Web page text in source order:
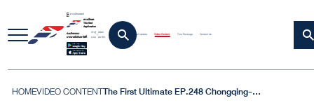
Home Travel Update Video Content Tour Package Contact Us
ดาวน์โหลดแอป
ดาวน์โหลด
The first
Application
ร่วมกิจกรรม
มากมายไปกับเราได้ที่
เข้าสู่
ระบบ
|
สมัคร
สมาชิก
HOMEVIDEO CONTENT The First Ultimate EP.248 Chongqing-rerun 3 | 27 พ.ค.66 [ 2/4 ]